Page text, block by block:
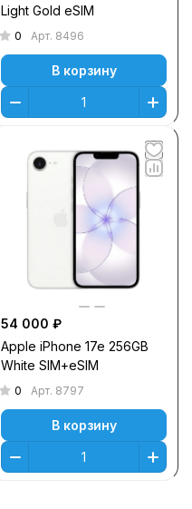
Light Gold eSIM
0 Арт. 8496
В корзину
54 000 ₽
Apple iPhone 17e 256GB
White SIM+eSIM
0 Арт. 8797
В корзину